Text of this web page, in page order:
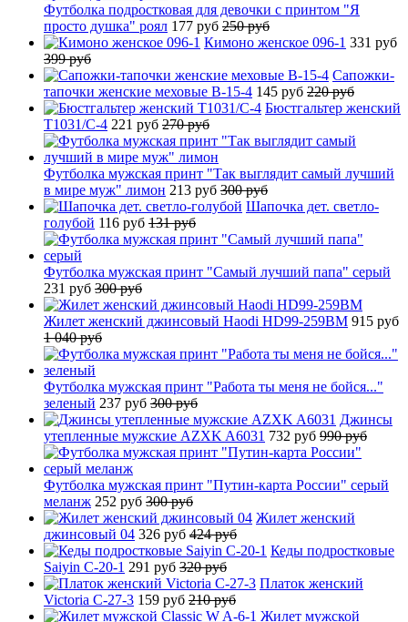
Футболка подростковая для девочки с принтом "Я
просто душка" роял 177 руб 250 руб
Кимоно женское 096-1 331 руб
399 руб
Сапожки-
тапочки женские меховые B-15-4 145 руб 220 руб
Бюстгальтер женский
T1031/C-4 221 руб 270 руб
Футболка мужская принт "Так выглядит самый лучший
в мире муж" лимон 213 руб 300 руб
Шапочка дет. светло-
голубой 116 руб 131 руб
Футболка мужская принт "Самый лучший папа" серый
231 руб 300 руб
Жилет женский джинсовый Haodi HD99-259BM 915 руб
1 040 руб
Футболка мужская принт "Работа ты меня не бойся..."
зеленый 237 руб 300 руб
Джинсы
утепленные мужские AZXK A6031 732 руб 990 руб
Футболка мужская принт "Путин-карта России" серый
меланж 252 руб 300 руб
Жилет женский
джинсовый 04 326 руб 424 руб
Кеды подростковые
Saiyin C-20-1 291 руб 320 руб
Платок женский
Victoria C-27-3 159 руб 210 руб
Жилет мужской